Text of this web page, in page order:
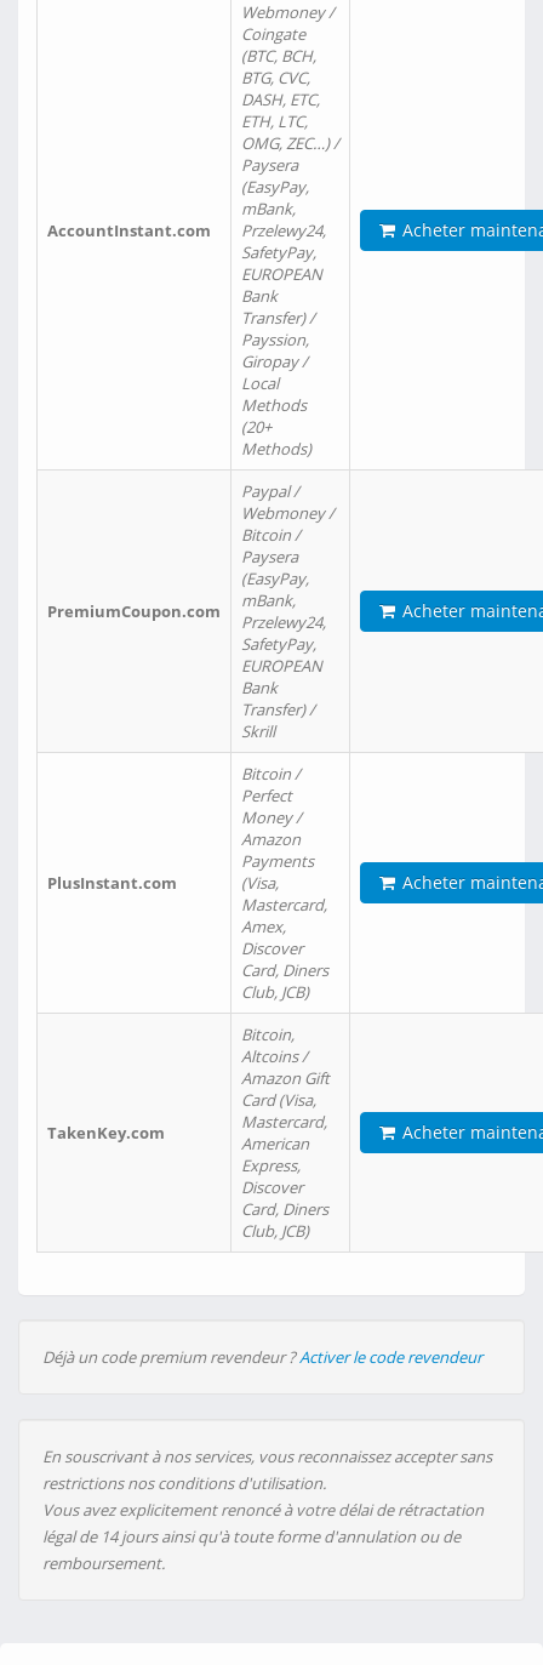
AccountInstant.com
Webmoney /
Coingate
(BTC, BCH,
BTG, CVC,
DASH, ETC,
ETH, LTC,
OMG, ZEC…) /
Paysera
(EasyPay,
mBank,
Przelewy24,
SafetyPay,
EUROPEAN
Bank
Transfer) /
Payssion,
Giropay /
Local
Methods
(20+
Methods)
Acheter
PremiumCoupon.com
Paypal /
Webmoney /
Bitcoin /
Paysera
(EasyPay,
mBank,
Przelewy24,
SafetyPay,
EUROPEAN
Bank
Transfer) /
Skrill
Acheter
PlusInstant.com
Bitcoin /
Perfect
Money /
Amazon
Payments
(Visa,
Mastercard,
Amex,
Discover
Card, Diners
Club, JCB)
Acheter
TakenKey.com
Bitcoin,
Altcoins /
Amazon Gift
Card (Visa,
Mastercard,
American
Express,
Discover
Card, Diners
Club, JCB)
Acheter
Déjà un code premium revendeur ?Activer le code revendeur
En souscrivant à nos services, vous reconnaissez accepter sans
restrictions nos conditions d'utilisation.
Vous avez explicitement renoncé à votre délai de rétractation
légal de 14 jours ainsi qu'à toute forme d'annulation ou de
remboursement.